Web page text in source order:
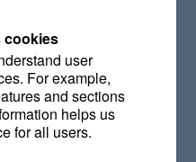
über die PocketBook x
auf ihrem E-Reader lesen
können außerdem vor
werden. E-Books
innerhalb der Leihfrist
darunter Hörbücher,
cookies
user
For example,
and sections
helps us
for all users.